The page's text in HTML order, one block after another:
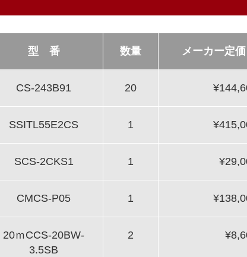
型 番 数量 メーカー定価
CS-243B91 20
SSITL55E2CS 1
SCS-2CKS1 1
CMCS-P05 1
20ｍCCS-20BW-
3.5SB
2